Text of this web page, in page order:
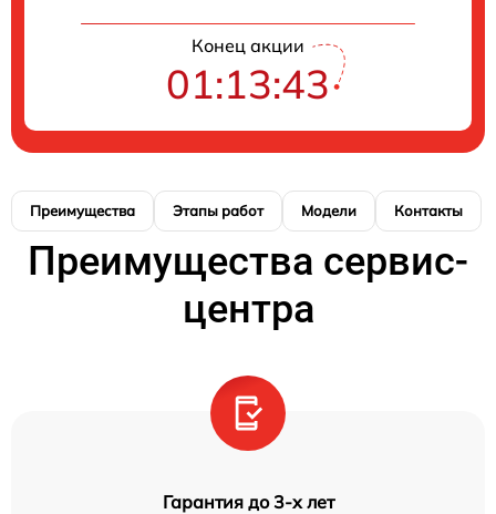
Конец акции
01:13:42
Преимущества Этапы работ Модели Контакты
Преимущества сервис-
центра
Гарантия до 3-х лет